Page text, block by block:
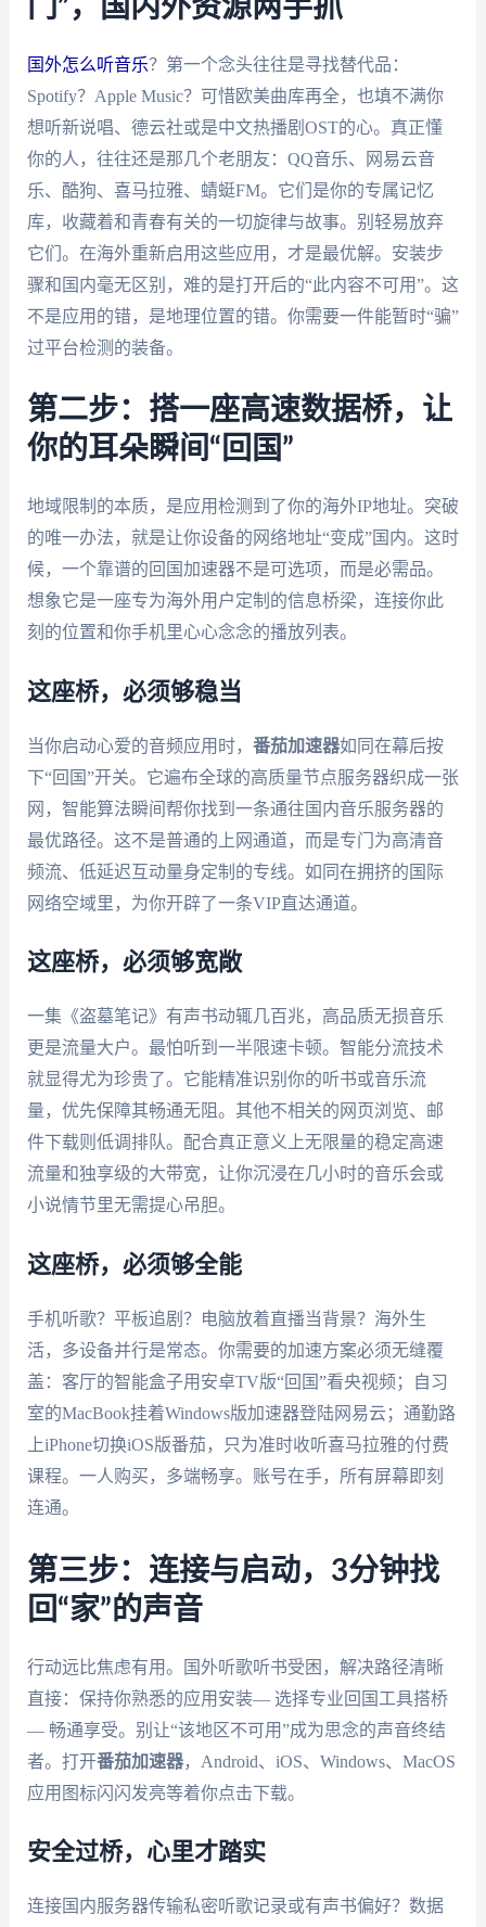
门”，国内外资源两手抓
国外怎么听音乐？第一个念头往往是寻找替代品：
Spotify？Apple Music？可惜欧美曲库再全，也填不满你
想听新说唱、德云社或是中文热播剧OST的心。真正懂
你的人，往往还是那几个老朋友：QQ音乐、网易云音
乐、酷狗、喜马拉雅、蜻蜓FM。它们是你的专属记忆
库，收藏着和青春有关的一切旋律与故事。别轻易放弃
它们。在海外重新启用这些应用，才是最优解。安装步
骤和国内毫无区别，难的是打开后的“此内容不可用”。这
不是应用的错，是地理位置的错。你需要一件能暂时“骗”
过平台检测的装备。
第二步：搭一座高速数据桥，让
你的耳朵瞬间“回国”
地域限制的本质，是应用检测到了你的海外IP地址。突破
的唯一办法，就是让你设备的网络地址“变成”国内。这时
候，一个靠谱的回国加速器不是可选项，而是必需品。
想象它是一座专为海外用户定制的信息桥梁，连接你此
刻的位置和你手机里心心念念的播放列表。
这座桥，必须够稳当
当你启动心爱的音频应用时， 番茄加速器如同在幕后按
下“回国”开关。它遍布全球的高质量节点服务器织成一张
网，智能算法瞬间帮你找到一条通往国内音乐服务器的
最优路径。这不是普通的上网通道，而是专门为高清音
频流、低延迟互动量身定制的专线。如同在拥挤的国际
网络空域里，为你开辟了一条VIP直达通道。
这座桥，必须够宽敞
一集《盗墓笔记》有声书动辄几百兆，高品质无损音乐
更是流量大户。最怕听到一半限速卡顿。智能分流技术
就显得尤为珍贵了。它能精准识别你的听书或音乐流
量，优先保障其畅通无阻。其他不相关的网页浏览、邮
件下载则低调排队。配合真正意义上无限量的稳定高速
流量和独享级的大带宽，让你沉浸在几小时的音乐会或
小说情节里无需提心吊胆。
这座桥，必须够全能
手机听歌？平板追剧？电脑放着直播当背景？海外生
活，多设备并行是常态。你需要的加速方案必须无缝覆
盖：客厅的智能盒子用安卓TV版“回国”看央视频；自习
室的MacBook挂着Windows版加速器登陆网易云；通勤路
上iPhone切换iOS版番茄，只为准时收听喜马拉雅的付费
课程。一人购买，多端畅享。账号在手，所有屏幕即刻
连通。
第三步：连接与启动，3分钟找
回“家”的声音
行动远比焦虑有用。国外听歌听书受困，解决路径清晰
直接：保持你熟悉的应用安装— 选择专业回国工具搭桥
— 畅通享受。别让“该地区不可用”成为思念的声音终结
者。打开番茄加速器，Android、iOS、Windows、MacOS
应用图标闪闪发亮等着你点击下载。
安全过桥，心里才踏实
连接国内服务器传输私密听歌记录或有声书偏好？数据